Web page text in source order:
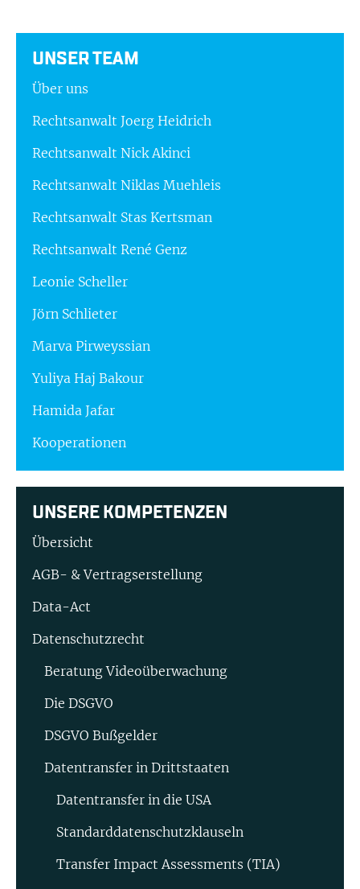
UNSER TEAM
Über uns
Rechtsanwalt Joerg Heidrich
Rechtsanwalt Nick Akinci
Rechtsanwalt Niklas Muehleis
Rechtsanwalt Stas Kertsman
Rechtsanwalt René Genz
Leonie Scheller
Jörn Schlieter
Marva Pirweyssian
Yuliya Haj Bakour
Hamida Jafar
Kooperationen
UNSERE KOMPETENZEN
Übersicht
AGB- & Vertragserstellung
Data-Act
Datenschutzrecht
Beratung Video­überwachung
Die DSGVO
DSGVO Bußgelder
Datentransfer in Drittstaaten
Datentransfer in die USA
Standard­datenschutz­klauseln
Transfer Impact Assessments (TIA)